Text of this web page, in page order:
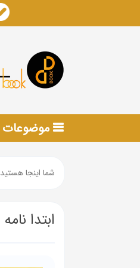
موضوعات
شما اینجا هستید
ابتدا نامه